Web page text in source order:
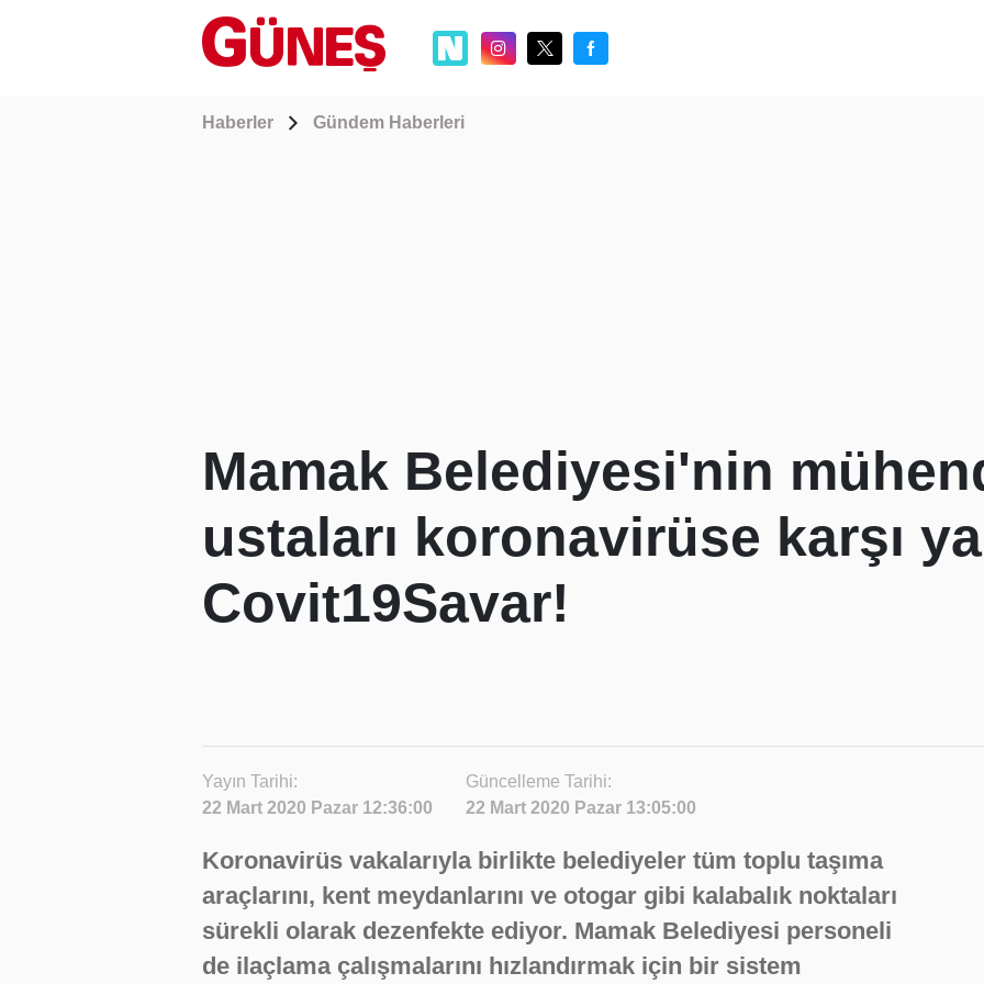
Haberler Gündem Haberleri
Mamak Belediyesi'nin
ustaları koronavirüse karşı
Covit19Savar!
Yayın Tarihi:
22 Mart 2020 Pazar 12:36:00
Güncelleme Tarihi:
22 Mart 2020 Pazar 13:05:00
Koronavirüs vakalarıyla birlikte belediyeler tüm toplu taşıma
araçlarını, kent meydanlarını ve otogar gibi kalabalık noktaları
sürekli olarak dezenfekte ediyor. Mamak Belediyesi personeli
de ilaçlama çalışmalarını hızlandırmak için bir sistem